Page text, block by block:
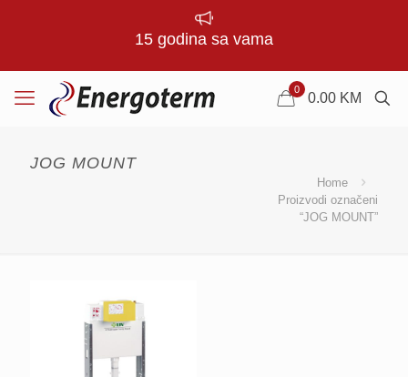
15 godina sa vama
0
0.00 KM
JOG MOUNT
Home
Proizvodi označeni
“JOG MOUNT”